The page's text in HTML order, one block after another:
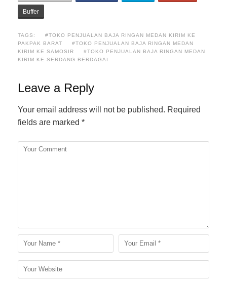
Buffer
TAGS:
#TOKO PENJUALAN BAJA RINGAN MEDAN KIRIM KE
PAKPAK BARAT
#TOKO PENJUALAN BAJA RINGAN MEDAN
KIRIM KE SAMOSIR
#TOKO PENJUALAN BAJA RINGAN MEDAN
KIRIM KE SERDANG BERDAGAI
Leave a Reply
Your email address will not be published. Required
fields are marked *